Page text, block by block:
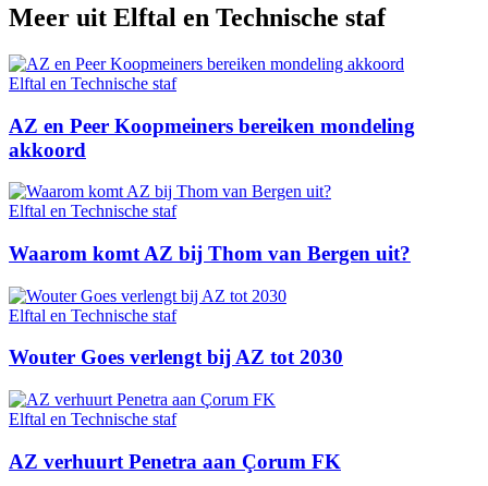
Meer uit Elftal en Technische staf
Elftal en Technische staf
AZ en Peer Koopmeiners bereiken mondeling
akkoord
Elftal en Technische staf
Waarom komt AZ bij Thom van Bergen uit?
Elftal en Technische staf
Wouter Goes verlengt bij AZ tot 2030
Elftal en Technische staf
AZ verhuurt Penetra aan Çorum FK